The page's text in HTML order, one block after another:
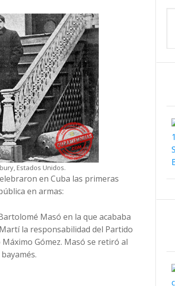
Estados Unidos.
en Cuba las primeras
en armas:
Masó en la que acababa
la responsabilidad del Partido
Gómez. Masó se retiró al